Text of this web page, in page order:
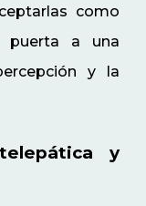
como
puerta a una
y la
y